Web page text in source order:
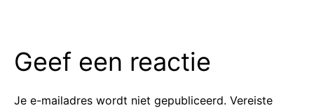
Geef een reactie
Je e-mailadres wordt niet gepubliceerd. Vereiste